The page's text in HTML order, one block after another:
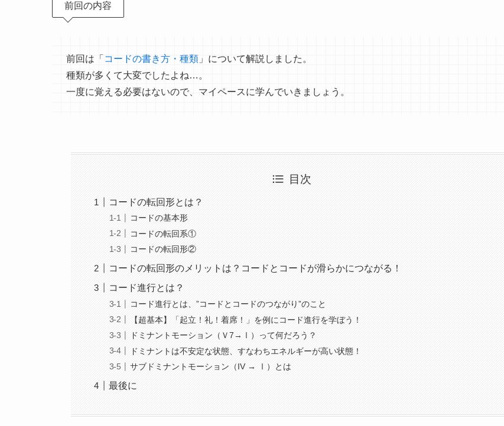
前回の内容
前回は「 コードの書き方・種類 」について解説しました。
種類が多くて大変でしたよね…。
一度に覚える必要はないので、マイペースに学んでいきましょう。
目次
コードの転回形とは？
コードの基本形
コードの転回系①
コードの転回形②
コードの転回形のメリットは？コードとコードが滑らかにつながる！
コード進行とは？
コード進行とは、”コードとコードのつながり”のこと
【超基本】「起立！礼！着席！」を例にコード進行を学ぼう！
ドミナントモーション（Ｖ7→Ⅰ）って何だろう？
ドミナントは不安定な状態、すなわちエネルギーが高い状態！
サブドミナントモーション（IV → Ⅰ）とは
最後に